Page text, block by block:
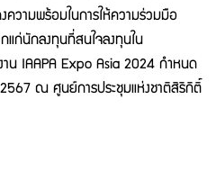
ความพร้อมในการให้ความร่วมมือ
แก่นักลงทุนที่สนใจลงทุนใน
น IAAPA Expo Asia 2024 กำหนด
ณ ศูนย์การประชุมแห่งชาติสิริกิติ์